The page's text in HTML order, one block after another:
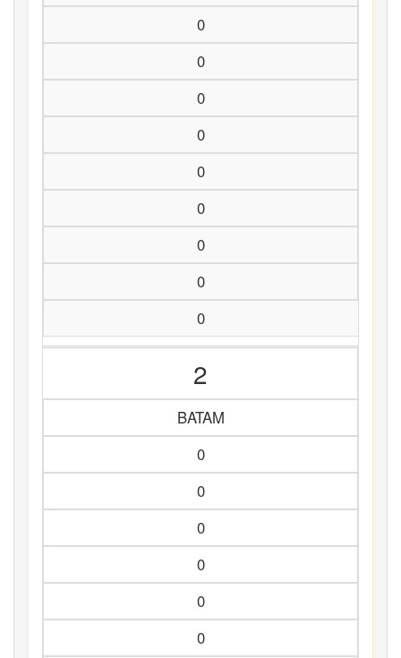
0
0
0
0
0
0
0
0
0
2
BATAM
0
0
0
0
0
0